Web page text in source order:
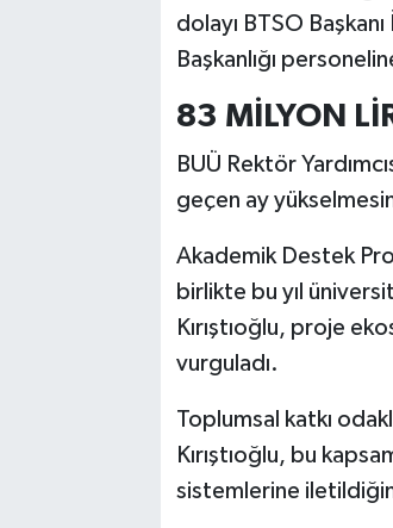
dolayı BTSO
Başkanlığı
83 MİLYON
BUÜ Rektör
geçen ay
Akademik Destek
birlikte bu yıl
Kırıştıoğlu, proje
vurguladı.
Toplumsal katkı
Kırıştıoğlu, bu
sistemlerine